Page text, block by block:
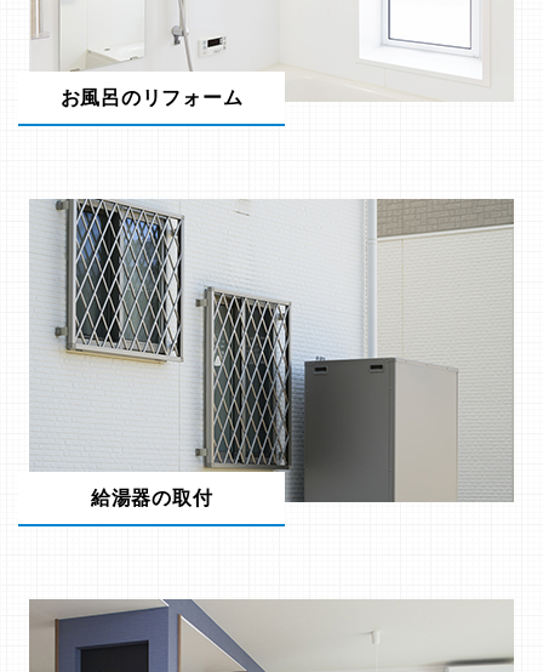
お風呂のリフォーム
給湯器の取付